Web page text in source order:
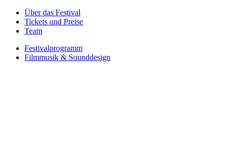
Über das Festival
Tickets und Preise
Team
Festivalprogramm
Filmmusik & Sounddesign